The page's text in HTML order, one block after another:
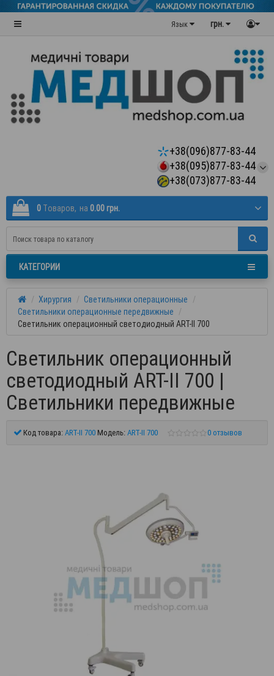
грн.
Язык
+38(096)877-83-44
+38(095)877-83-44
+38(073)877-83-44
0 Tоваров, на 0.00 грн.
КАТЕГОРИИ
Хирургия
Светильники операционные
Светильники операционные передвижные
Светильник операционный светодиодный ART-II 700
Светильник операционный
светодиодный ART-II 700 |
Светильники передвижные
Код товара: ART-II 700 Модель: ART-II 700 0 отзывов